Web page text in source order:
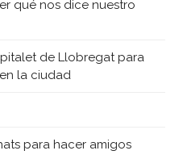
qué nos dice nuestro
de Llobregat para
la ciudad
para hacer amigos